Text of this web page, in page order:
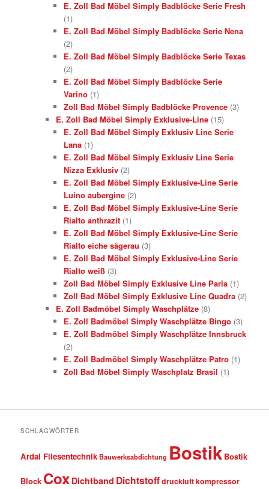
E. Zoll Bad Möbel Simply Badblöcke Serie Fresh
(1)
E. Zoll Bad Möbel Simply Badblöcke Serie Nena
(2)
E. Zoll Bad Möbel Simply Badblöcke Serie Texas
(2)
E. Zoll Bad Möbel Simply Badblöcke Serie
Varino (1)
Zoll Bad Möbel Simply Badblöcke Provence (3)
E. Zoll Bad Möbel Simply Exklusive-Line (15)
E. Zoll Bad Möbel Simply Exklusiv Line Serie
Lana (1)
E. Zoll Bad Möbel Simply Exklusiv Line Serie
Nizza Exklusiv (2)
E. Zoll Bad Möbel Simply Exklusive-Line Serie
Luino aubergine (2)
E. Zoll Bad Möbel Simply Exklusive-Line Serie
Rialto anthrazit (1)
E. Zoll Bad Möbel Simply Exklusive-Line Serie
Rialto eiche sägerau (3)
E. Zoll Bad Möbel Simply Exklusive-Line Serie
Rialto weiß (3)
Zoll Bad Möbel Simply Exklusive Line Parla (1)
Zoll Bad Möbel Simply Exklusive Line Quadra (2)
E. Zoll Badmöbel Simply Waschplätze (8)
E. Zoll Badmöbel Simply Waschplätze Bingo (3)
E. Zoll Badmöbel Simply Waschplätze Innsbruck
(2)
E. Zoll Badmöbel Simply Waschplätze Patro (1)
Zoll Bad Möbel Simply Waschplatz Brasil (1)
SCHLAGWÖRTER
Ardal Fliesentechnik Bauwerksabdichtung Bostik Bostik
Block Cox Dichtband Dichtstoffdruckluft kompressor